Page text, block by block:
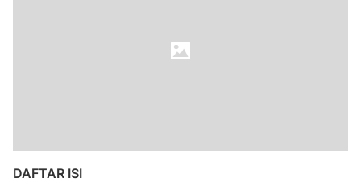
DAFTAR ISI